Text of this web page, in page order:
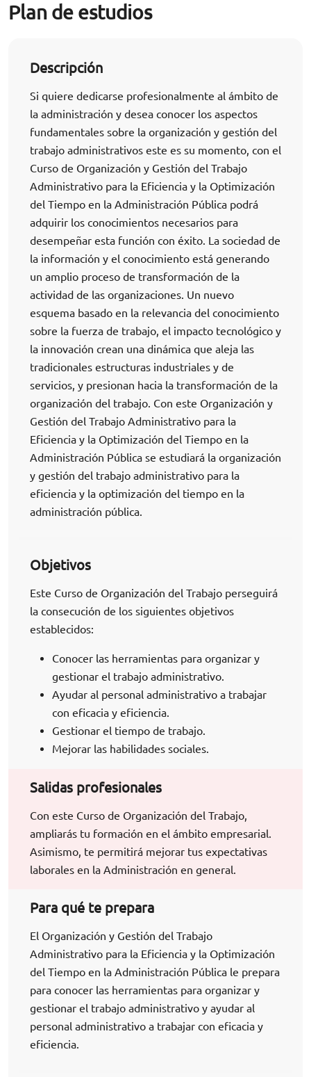
Plan de estudios
Descripción
Si quiere dedicarse profesionalmente al ámbito de
la administración y desea conocer los aspectos
fundamentales sobre la organización y gestión del
trabajo administrativos este es su momento, con el
Curso de Organización y Gestión del Trabajo
Administrativo para la Eficiencia y la Optimización
del Tiempo en la Administración Pública podrá
adquirir los conocimientos necesarios para
desempeñar esta función con éxito. La sociedad de
la información y el conocimiento está generando
un amplio proceso de transformación de la
actividad de las organizaciones. Un nuevo
esquema basado en la relevancia del conocimiento
sobre la fuerza de trabajo, el impacto tecnológico y
la innovación crean una dinámica que aleja las
tradicionales estructuras industriales y de
servicios, y presionan hacia la transformación de la
organización del trabajo. Con este Organización y
Gestión del Trabajo Administrativo para la
Eficiencia y la Optimización del Tiempo en la
Administración Pública se estudiará la organización
y gestión del trabajo administrativo para la
eficiencia y la optimización del tiempo en la
administración pública.
Objetivos
Este Curso de Organización del Trabajo perseguirá
la consecución de los siguientes objetivos
establecidos:
Conocer las herramientas para organizar y
gestionar el trabajo administrativo.
Ayudar al personal administrativo a trabajar
con eficacia y eficiencia.
Gestionar el tiempo de trabajo.
Mejorar las habilidades sociales.
Salidas profesionales
Con este Curso de Organización del Trabajo,
ampliarás tu formación en el ámbito empresarial.
Asimismo, te permitirá mejorar tus expectativas
laborales en la Administración en general.
Para qué te prepara
El Organización y Gestión del Trabajo
Administrativo para la Eficiencia y la Optimización
del Tiempo en la Administración Pública le prepara
para conocer las herramientas para organizar y
gestionar el trabajo administrativo y ayudar al
personal administrativo a trabajar con eficacia y
eficiencia.